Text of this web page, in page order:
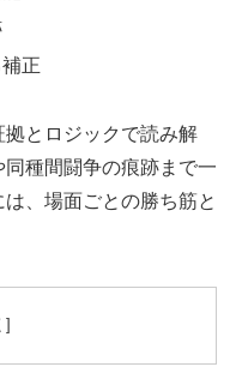
正
とロジックで読み解
種間闘争の痕跡まで一
、場面ごとの勝ち筋と